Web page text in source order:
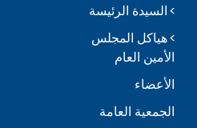
السيدة الرئيسة
هياكل المجلس
الأمين العام
الأعضاء
الجمعية العامة